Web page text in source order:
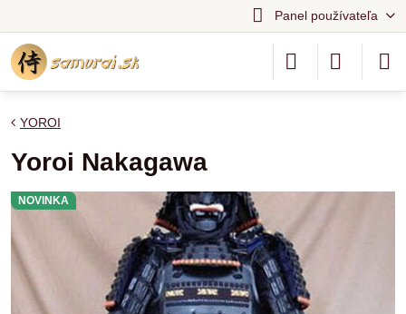
Panel používateľa
NOVINKA
YOROI
Yoroi Nakagawa